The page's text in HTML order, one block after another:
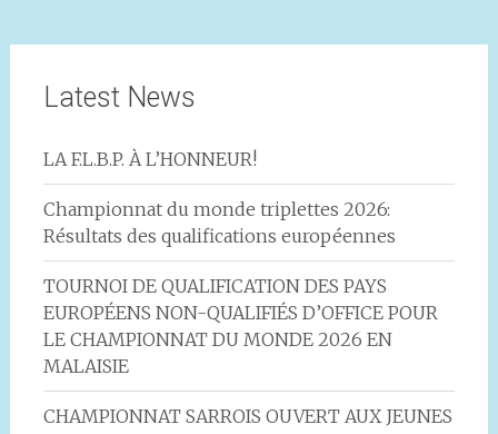
Latest News
LA F.L.B.P. À L’HONNEUR!
Championnat du monde triplettes 2026:
Résultats des qualifications européennes
TOURNOI DE QUALIFICATION DES PAYS
EUROPÉENS NON-QUALIFIÉS D’OFFICE POUR
LE CHAMPIONNAT DU MONDE 2026 EN
MALAISIE
CHAMPIONNAT SARROIS OUVERT AUX JEUNES